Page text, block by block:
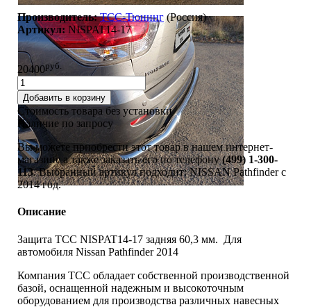
Производитель: TCC-Тюнинг(Россия)
Артикул: NISPAT14-17
20400руб.
Добавить в корзину
Стоимость товара без установки
Наличие по запросу
Вы можете приобрести этот товар в нашем интернет-
магазине а также заказать его по телефону(499) 1-300-
113. Выбранный артикул подходит: NISSAN Pathfinder c
2014 год.
Описание
Защита ТСС NISPAT14-17 задняя 60,3 мм. Для
автомобиля Nissan Pathfinder 2014
Компания TCC обладает собственной производственной
базой, оснащенной надежным и высокоточным
оборудованием для производства различных навесных